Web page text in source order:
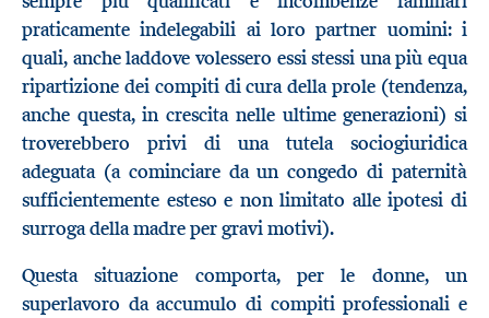
praticamente indelegabili ai loro partner uomini: i
quali, anche laddove volessero essi stessi una più equa
ripartizione dei compiti di cura della prole (tendenza,
anche questa, in crescita nelle ultime generazioni) si
troverebbero privi di una tutela sociogiuridica
adeguata (a cominciare da un congedo di paternità
sufficientemente esteso e non limitato alle ipotesi di
surroga della madre per gravi motivi).
Questa situazione comporta, per le donne, un
superlavoro da accumulo di compiti professionali e